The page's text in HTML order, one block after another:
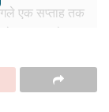
एक सप्ताह तक
कई जगहों पर तेज
सकती हैं। लोगों